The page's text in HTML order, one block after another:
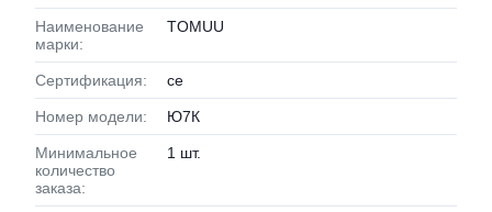
Наименование
марки:
TOMUU
Сертификация: ce
Номер модели: Ю7К
Минимальное
количество
заказа:
1 шт.